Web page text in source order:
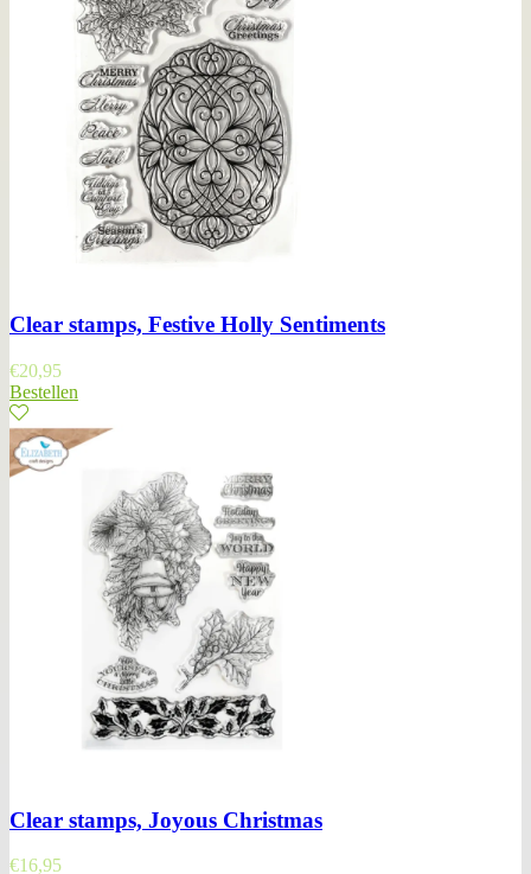
Clear stamps, Festive Holly Sentiments
€20,95
Bestellen
Clear stamps, Joyous Christmas
€16,95